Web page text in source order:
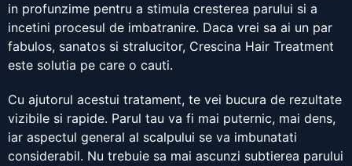
in profunzime pentru a stimula cresterea parului si a
incetini procesul de imbatranire. Daca vrei sa ai un par
fabulos, sanatos si stralucitor, Crescina Hair Treatment
este solutia pe care o cauti.
Cu ajutorul acestui tratament, te vei bucura de rezultate
vizibile si rapide. Parul tau va fi mai puternic, mai dens,
iar aspectul general al scalpului se va imbunatati
considerabil. Nu trebuie sa mai ascunzi subtierea parului